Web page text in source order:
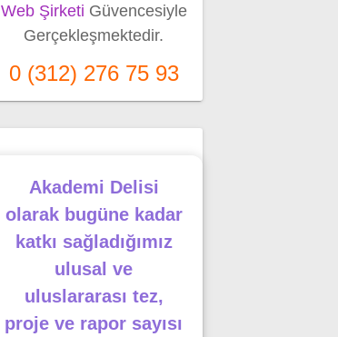
Web Şirketi Güvencesiyle
Gerçekleşmektedir.
0 (312) 276 75 93
Akademi Delisi
olarak bugüne kadar
katkı sağladığımız
ulusal ve
uluslararası tez,
proje ve rapor sayısı